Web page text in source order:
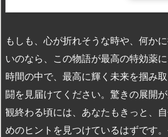
もしも、心が折れそうな時や、何か
いのなら、この物語が最高の特効薬
時間の中で、最高に輝く未来を掴み
闘を見届けてください。驚きの展開
観終わる頃には、あなたもきっと、
めのヒントを見つけているはずです